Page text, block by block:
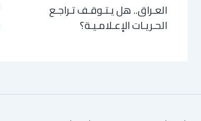
العـراق.. هل يـتـوقـف تـراجـع
الحـريـات الإعـلامـيـة؟